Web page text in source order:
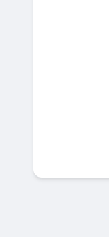
जोड, भव्य